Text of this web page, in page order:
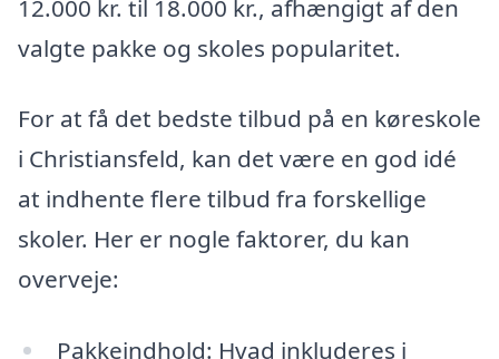
12.000 kr. til 18.000 kr., afhængigt af den
valgte pakke og skoles popularitet.
For at få det bedste tilbud på en køreskole
i Christiansfeld, kan det være en god idé
at indhente flere tilbud fra forskellige
skoler. Her er nogle faktorer, du kan
overveje:
Pakkeindhold: Hvad inkluderes i